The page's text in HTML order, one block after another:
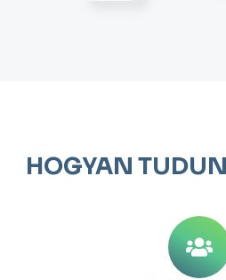
HOGYAN